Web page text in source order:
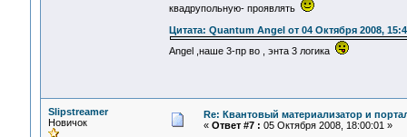
квадрупольную- проявлять
Цитата: Quantum Angel от 04 Октября 2008,
Angel ,наше 3-пр во , энта 3 логика
Slipstreamer
Новичок
Re: Квантовый материализатор и
« Ответ #7 : 05 Октября 2008, 18:00:01 »